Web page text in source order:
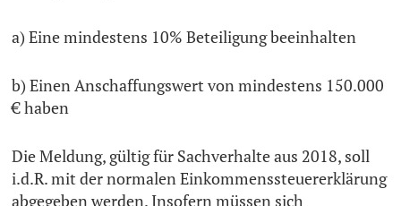
a) Eine mindestens 10% Beteiligung beeinhalten
b) Einen Anschaffungswert von mindestens 150.000
€ haben
Die Meldung, gültig für Sachverhalte aus 2018, soll
i.d.R. mit der normalen Einkommenssteuererklärung
abgegeben werden. Insofern müssen sich